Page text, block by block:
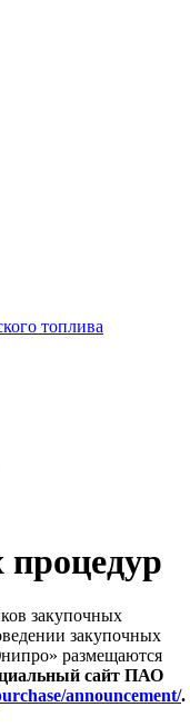
топлива
закупочных
закупочных
размещаются
сайт ПАО
announcement/.